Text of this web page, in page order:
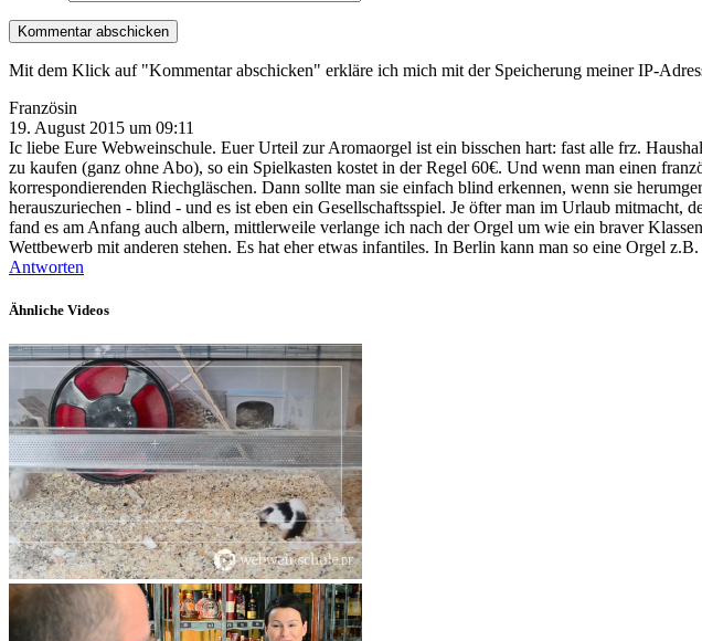
Mit dem Klick auf "Kommentar abschicken" erkläre ich mich mit der Speicherung meiner IP-
Französin
19. August 2015 um 09:11
Ic liebe Eure Webweinschule. Euer Urteil zur Aromaorgel ist ein bisschen hart: fast alle frz.
zu kaufen (ganz ohne Abo), so ein Spielkasten kostet in der Regel 60€. Und wenn man einen
korrespondierenden Riechgläschen. Dann sollte man sie einfach blind erkennen, wenn sie
herauszuriechen - blind - und es ist eben ein Gesellschaftsspiel. Je öfter man im Urlaub
fand es am Anfang auch albern, mittlerweile verlange ich nach der Orgel um wie ein braver
Wettbewerb mit anderen stehen. Es hat eher etwas infantiles. In Berlin kann man so eine Orgel
Antworten
Ähnliche Videos